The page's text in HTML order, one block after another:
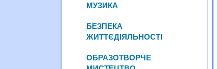
МУЗИКА
БЕЗПЕКА
ЖИТТЄДІЯЛЬНОСТІ
ОБРАЗОТВОРЧЕ